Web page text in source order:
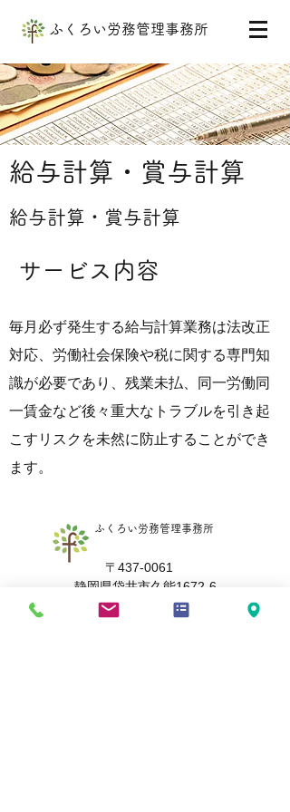
ふくろい労務管理事務所
給与計算・賞与計算
給与計算・賞与計算
サービス内容
毎月必ず発生する給与計算業務は法改正
対応、 労働社会保険や税に関する専門知
識が必要であり、残業未払、
同一労働同
一賃金など後々重大なトラブルを引き起
こすリスクを未然に防止することができ
ます。
〒437-0061
静岡県袋井市久能1672-6
TEL
0538-43-4860 / FAX050-6875-3629
ふくろい労務管理事務所